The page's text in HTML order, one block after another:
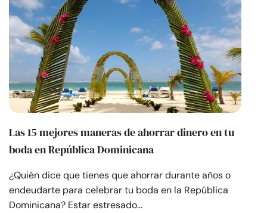
Las 15 mejores maneras de ahorrar dinero en tu
boda en República Dominicana
¿Quién dice que tienes que ahorrar durante años o
endeudarte para celebrar tu boda en la República
Dominicana? Estar estresado…